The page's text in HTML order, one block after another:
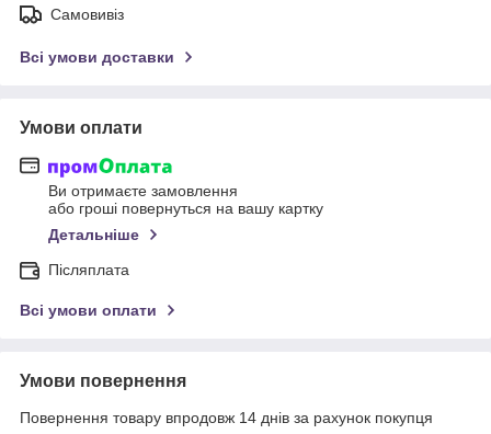
Самовивіз
Всі умови доставки
Умови оплати
Ви отримаєте замовлення
або гроші повернуться на вашу картку
Детальніше
Післяплата
Всі умови оплати
Умови повернення
Повернення товару впродовж 14 днів за рахунок покупця